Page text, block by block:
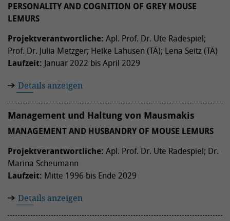
PERSONALITY AND COGNITION OF GREY MOUSE
LEMURS
Projektverantwortliche: Apl. Prof. Dr. Ute Radespiel;
Prof. Dr. Julia Metzger; Heike Lahusen (TÄ); Lena Seitz (TÄ)
Laufzeit: Januar 2022 bis April 2029
Details anzeigen
Management und Haltung von Mausmakis
MANAGEMENT AND HUSBANDRY OF MOUSE LEMURS
Projektverantwortliche: Apl. Prof. Dr. Ute Radespiel; Dr.
Marina Scheumann
Laufzeit: Mitte 1996 bis Ende 2029
Details anzeigen